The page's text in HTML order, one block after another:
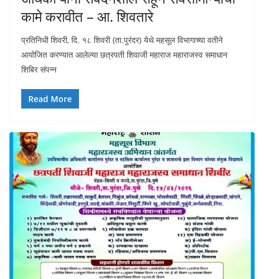
कामे करावीत – आ. शिवतारे
प्रतिनिधी शिवरी, दि. १८ शिवरी (ता.पुरंदर) येथे महसूल विभागाच्या वतीने
आयोजित करण्यात आलेल्या छत्रपती शिवाजी महाराज महाराजस्व समाधान
शिबिर संपन्न
Read More